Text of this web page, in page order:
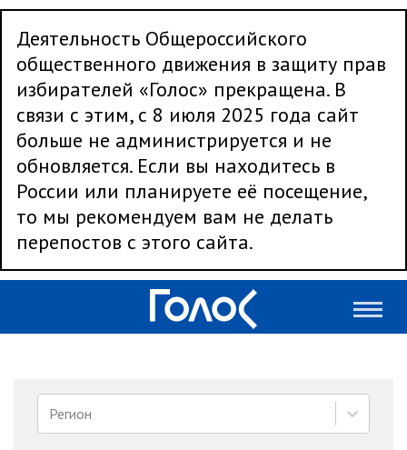
Деятельность Общероссийского
общественного движения в защиту прав
избирателей «Голос» прекращена. В
связи с этим, с 8 июля 2025 года сайт
больше не администрируется и не
обновляется. Если вы находитесь в
России или планируете её посещение,
то мы рекомендуем вам не делать
перепостов с этого сайта.
Регион